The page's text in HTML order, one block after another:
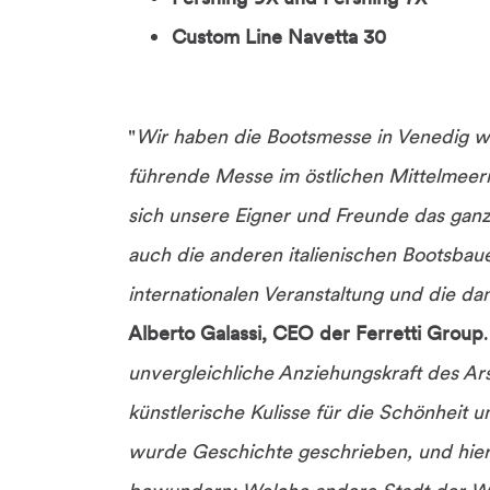
Custom Line Navetta 30
"Wir haben die Bootsmesse in Venedig
führende Messe im östlichen
sich unsere Eigner und Freunde das
auch die anderen italienischen
internationalen Veranstaltung und die
Alberto Galassi, CEO der Ferretti Group
unvergleichliche Anziehungskraft des
künstlerische Kulisse für die Schönheit
wurde Geschichte geschrieben, und